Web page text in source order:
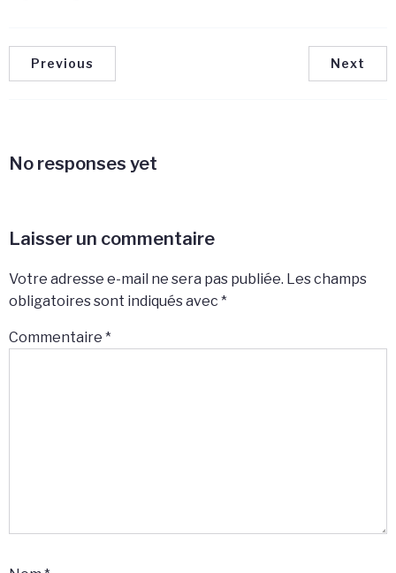
Previous Next
No responses yet
Laisser un commentaire
Votre adresse e-mail ne sera pas publiée. Les champs
obligatoires sont indiqués avec *
Commentaire *